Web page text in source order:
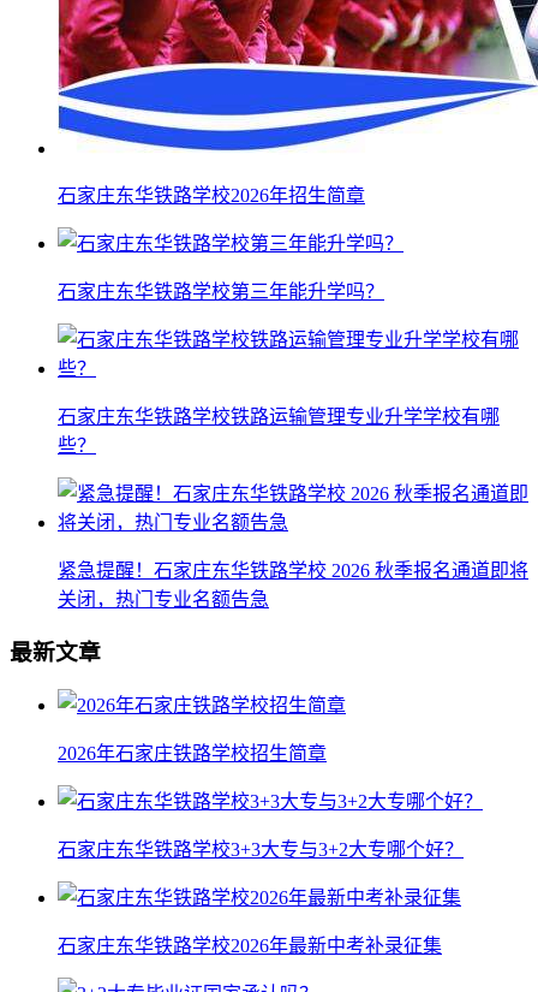
石家庄东华铁路学校2026年招生简章
石家庄东华铁路学校第三年能升学吗？
石家庄东华铁路学校铁路运输管理专业升学学校有哪
些？
紧急提醒！石家庄东华铁路学校 2026 秋季报名通道即将
关闭，热门专业名额告急
最新文章
2026年石家庄铁路学校招生简章
石家庄东华铁路学校3+3大专与3+2大专哪个好？
石家庄东华铁路学校2026年最新中考补录征集